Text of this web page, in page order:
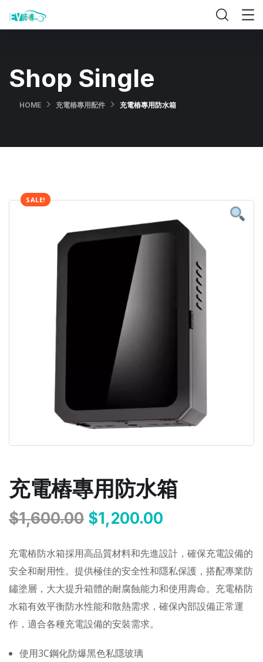
Shop Single
HOME 充電樁專用配件 充電樁專用防水箱
SALE!
充電樁專用防水箱
$1,600.00 $1,200.00
充電樁防水箱採用高品質材料和先進設計，確保充電設備的
安全和耐用性。提供極佳的安全性和隱私保護，搭配專業防
鏽塗層，大大提升箱體的耐腐蝕能力和使用壽命。充電樁防
水箱有效平衡防水性能和散熱需求，確保內部設備正常運
作，適合各種充電設備的安裝需求。
使用3C鋼化防爆黑色私隱玻璃